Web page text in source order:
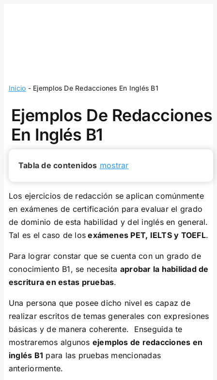
Inicio - Ejemplos De Redacciones En Inglés B1
Ejemplos De Redacciones
En Inglés B1
Tabla de contenidos mostrar
Los ejercicios de redacción se aplican comúnmente
en exámenes de certificación para evaluar el grado
de dominio de esta habilidad y del inglés en general.
Tal es el caso de los exámenes PET, IELTS y TOEFL.
Para lograr constar que se cuenta con un grado de
conocimiento B1, se necesita aprobar la habilidad de
escritura en estas pruebas.
Una persona que posee dicho nivel es capaz de
realizar escritos de temas generales con expresiones
básicas y de manera coherente. Enseguida te
mostraremos algunos ejemplos de redacciones en
inglés B1 para las pruebas mencionadas
anteriormente.